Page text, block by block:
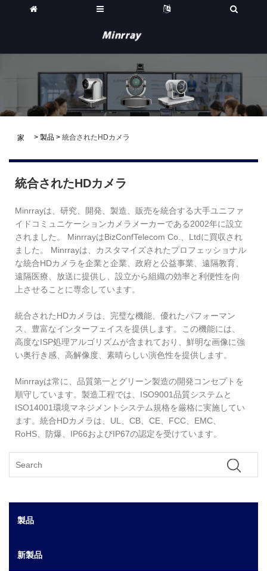
家 > 製品 > 統合されたHDカメラ
統合されたHDカメラ
Minrrayは、研究、開発、製造、販売を統合する大手ユニファ
イドコミュニケーションカメラメーカーである2002年に設立
されました。 MinrrayはBizConfTelecom Co.、Ltdに買収され
ました。 Minrrayは、カスタマイズされたプロフェッショナル
な統合HDカメラを企業と企業、政府と公益事業、遠隔教育、
遠隔医療、放送に提供し、設立から組織の効率と利便性を向
上させることに専念しています。
統合されたHDカメラは、完璧な機能、優れたパフォーマン
ス、豊富なインターフェイスを提供します。この機能には、
高度なISP処理アルゴリズムが含まれており、鮮明な画像に強
い奥行き感、高解像度、素晴らしい演色性を提供します。
Minrrayは常に、品質第一とグリーン製造の開発コンセプトを
順守しています。製造工程では、ISO9001品質システムと
ISO14001環境マネジメントシステム規格を厳格に実施してい
ます。統合HDカメラは、UL、CB、CE、FCC、EMC、
RoHS、防爆、IP66およびIP67の認定を受けています。
製品
新製品